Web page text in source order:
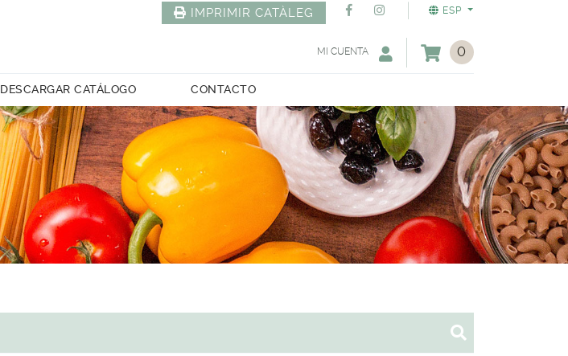
ESP
IMPRIMIR CATÀLEG
0
MI CUENTA
DESCARGAR CATÁLOGO CONTACTO